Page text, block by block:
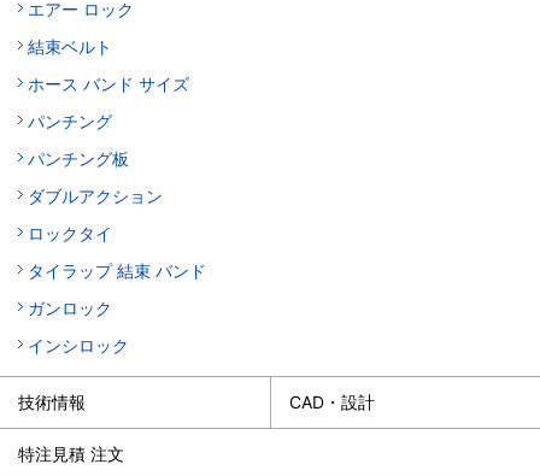
エアー ロック
結束ベルト
ホース バンド サイズ
パンチング
パンチング板
ダブルアクション
ロックタイ
タイラップ 結束 バンド
ガンロック
インシロック
技術情報 CAD・設計
特注見積 注文